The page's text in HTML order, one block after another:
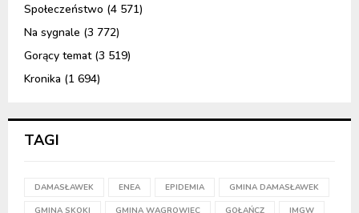
Społeczeństwo (4 571)
Na sygnale (3 772)
Gorący temat(3 519)
Kronika (1 694)
TAGI
DAMASŁAWEK ENEA EPIDEMIA GMINA DAMASŁAWEK
GMINA SKOKI GMINA WĄGROWIEC GOŁAŃCZ IMGW